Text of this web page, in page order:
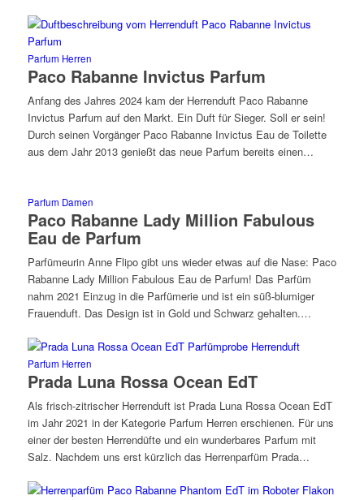
Parfum Herren
Paco Rabanne Invictus Parfum
Anfang des Jahres 2024 kam der Herrenduft Paco Rabanne
Invictus Parfum auf den Markt. Ein Duft für Sieger. Soll er sein!
Durch seinen Vorgänger Paco Rabanne Invictus Eau de Toilette
aus dem Jahr 2013 genießt das neue Parfum bereits einen…
Parfum Damen
Paco Rabanne Lady Million Fabulous
Eau de Parfum
Parfümeurin Anne Flipo gibt uns wieder etwas auf die Nase: Paco
Rabanne Lady Million Fabulous Eau de Parfum! Das Parfüm
nahm 2021 Einzug in die Parfümerie und ist ein süß-blumiger
Frauenduft. Das Design ist in Gold und Schwarz gehalten.…
Parfum Herren
Prada Luna Rossa Ocean EdT
Als frisch-zitrischer Herrenduft ist Prada Luna Rossa Ocean EdT
im Jahr 2021 in der Kategorie Parfum Herren erschienen. Für uns
einer der besten Herrendüfte und ein wunderbares Parfum mit
Salz. Nachdem uns erst kürzlich das Herrenparfüm Prada…